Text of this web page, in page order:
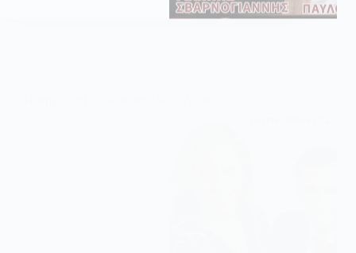
Πανηγύρι στον Κόκκινο Μύλο Αττικής